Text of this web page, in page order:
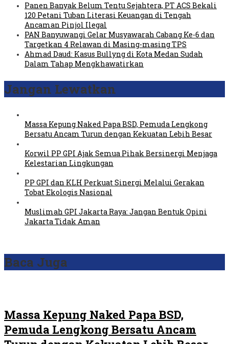
Panen Banyak Belum Tentu Sejahtera, PT ACS Bekali
120 Petani Tuban Literasi Keuangan di Tengah
Ancaman Pinjol Ilegal
PAN Banyuwangi Gelar Musyawarah Cabang Ke-6 dan
Targetkan 4 Relawan di Masing-masing TPS
Ahmad Daud: Kasus Bullyng di Kota Medan Sudah
Dalam Tahap Mengkhawatirkan
Jangan Lewatkan
Massa Kepung Naked Papa BSD, Pemuda Lengkong
Bersatu Ancam Turun dengan Kekuatan Lebih Besar
Korwil PP GPI Ajak Semua Pihak Bersinergi Menjaga
Kelestarian Lingkungan
PP GPI dan KLH Perkuat Sinergi Melalui Gerakan
Tobat Ekologis Nasional
Muslimah GPI Jakarta Raya: Jangan Bentuk Opini
Jakarta Tidak Aman
Baca Juga
Massa Kepung Naked Papa BSD,
Pemuda Lengkong Bersatu Ancam